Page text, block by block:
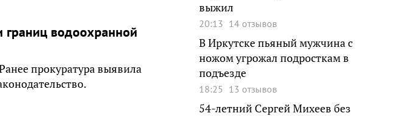
границ водоохранной
прокуратура выявила
выжил
20:13 14 отзывов
В Иркутске пьяный мужчина с
ножом угрожал подросткам в
подъезде
18:25 13 отзывов
54-летний Сергей Михеев без